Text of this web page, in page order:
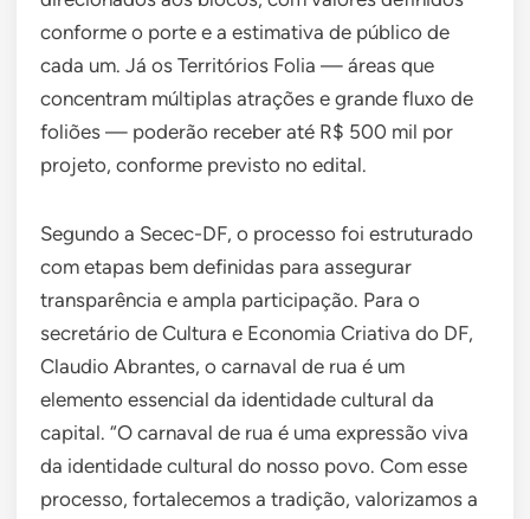
conforme o porte e a estimativa de público de
cada um. Já os Territórios Folia — áreas que
concentram múltiplas atrações e grande fluxo de
foliões — poderão receber até R$ 500 mil por
projeto, conforme previsto no edital.
Segundo a Secec-DF, o processo foi estruturado
com etapas bem definidas para assegurar
transparência e ampla participação. Para o
secretário de Cultura e Economia Criativa do DF,
Claudio Abrantes, o carnaval de rua é um
elemento essencial da identidade cultural da
capital. “O carnaval de rua é uma expressão viva
da identidade cultural do nosso povo. Com esse
processo, fortalecemos a tradição, valorizamos a